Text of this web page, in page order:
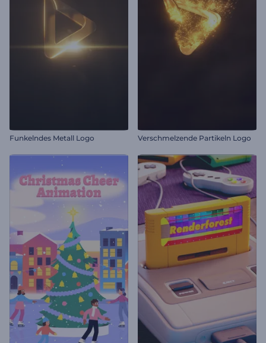
Funkelndes Metall Logo Verschmelzende Partikeln Logo